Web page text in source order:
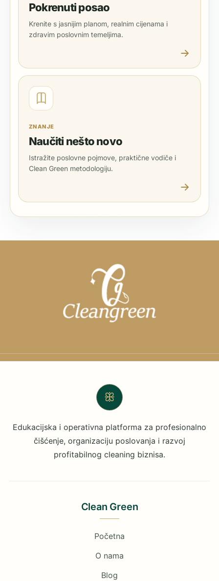
Pokrenuti posao
Krenite s jasnijim planom, realnim cijenama i
zdravim poslovnim temeljima.
ZNANJE
Naučiti nešto novo
Istražite poslovne pojmove, praktične vodiče i
Clean Green metodologiju.
ꕥ
Edukacijska i operativna platforma za profesionalno
čišćenje, organizaciju poslovanja i razvoj
profitabilnog cleaning biznisa.
Clean Green
Početna
O nama
Blog